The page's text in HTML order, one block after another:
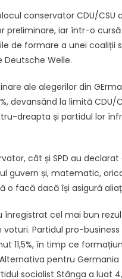
conservator CDU/CSU
preliminare, iar într-o
de formare a unei coaliții
Welle.
ale alegerilor din
devansând la limită CDU/
dreapta și partidul lor
cât și SPD au
guvern și, matematic,
o facă dacă își asigură
înregistrat cel mai bun
voturi. Partidul pro-
11,5%, în timp ce
pentru Germania
socialist Stânga a luat